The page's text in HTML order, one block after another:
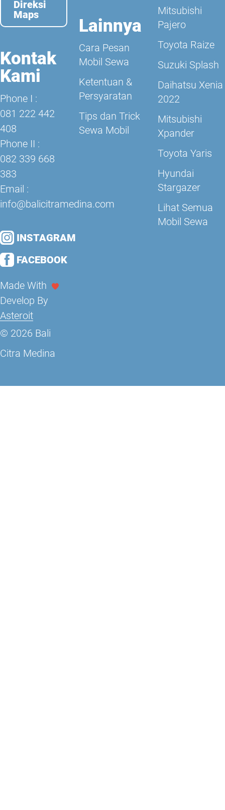
Direksi
Maps
Kontak
Kami
Phone I :
081 222 442
408
Phone II :
082 339 668
383
Email :
info@balicitramedina.com
INSTAGRAM
FACEBOOK
Made With
Develop By
Asteroit
© 2026 Bali
Citra Medina
Lainnya
Cara Pesan
Mobil Sewa
Ketentuan &
Persyaratan
Tips dan Trick
Sewa Mobil
Mitsubishi
Pajero
Toyota Raize
Suzuki Splash
Daihatsu Xenia
2022
Mitsubishi
Xpander
Toyota Yaris
Hyundai
Stargazer
Lihat Semua
Mobil Sewa